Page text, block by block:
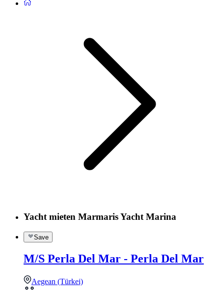
Yacht mieten Marmaris Yacht Marina
Save
M/S Perla Del Mar - Perla Del Mar
Aegean (Türkei)